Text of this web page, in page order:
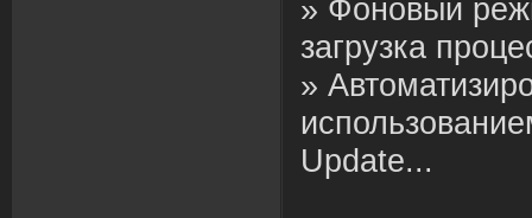
» Фоновый
загрузка
»
Update...